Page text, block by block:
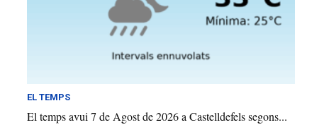
EL TEMPS
El temps avui 7 de Agost de 2026 a Castelldefels segons...